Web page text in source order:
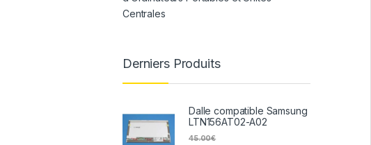
Centrales
Derniers Produits
Dalle compatible Samsung
LTN156AT02-A02
45.00€